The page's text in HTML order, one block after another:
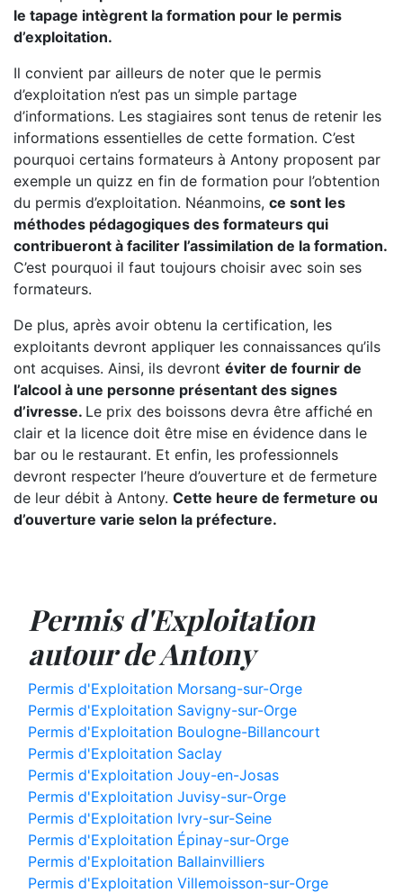
le tapage intègrent la formation pour le permis
d’exploitation.
Il convient par ailleurs de noter que le permis
d’exploitation n’est pas un simple partage
d’informations. Les stagiaires sont tenus de retenir les
informations essentielles de cette formation. C’est
pourquoi certains formateurs à Antony proposent par
exemple un quizz en fin de formation pour l’obtention
du permis d’exploitation. Néanmoins, ce sont les
méthodes pédagogiques des formateurs qui
contribueront à faciliter l’assimilation de la formation.
C’est pourquoi il faut toujours choisir avec soin ses
formateurs.
De plus, après avoir obtenu la certification, les
exploitants devront appliquer les connaissances qu’ils
ont acquises. Ainsi, ils devront éviter de fournir de
l’alcool à une personne présentant des signes
d’ivresse. Le prix des boissons devra être affiché en
clair et la licence doit être mise en évidence dans le
bar ou le restaurant. Et enfin, les professionnels
devront respecter l’heure d’ouverture et de fermeture
de leur débit à Antony. Cette heure de fermeture ou
d’ouverture varie selon la préfecture.
Permis d'Exploitation
autour de Antony
Permis d'Exploitation Morsang-sur-Orge
Permis d'Exploitation Savigny-sur-Orge
Permis d'Exploitation Boulogne-Billancourt
Permis d'Exploitation Saclay
Permis d'Exploitation Jouy-en-Josas
Permis d'Exploitation Juvisy-sur-Orge
Permis d'Exploitation Ivry-sur-Seine
Permis d'Exploitation Épinay-sur-Orge
Permis d'Exploitation Ballainvilliers
Permis d'Exploitation Villemoisson-sur-Orge